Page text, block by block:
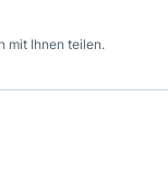
mit Ihnen teilen.